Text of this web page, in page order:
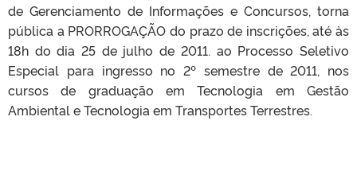
de Gerenciamento de Informações e Concursos, torna
pública a PRORROGAÇÃO do prazo de inscrições, até às
18h do dia 25 de julho de 2011. ao Processo Seletivo
Especial para ingresso no 2º semestre de 2011, nos
cursos de graduação em Tecnologia em Gestão
Ambiental e Tecnologia em Transportes Terrestres.